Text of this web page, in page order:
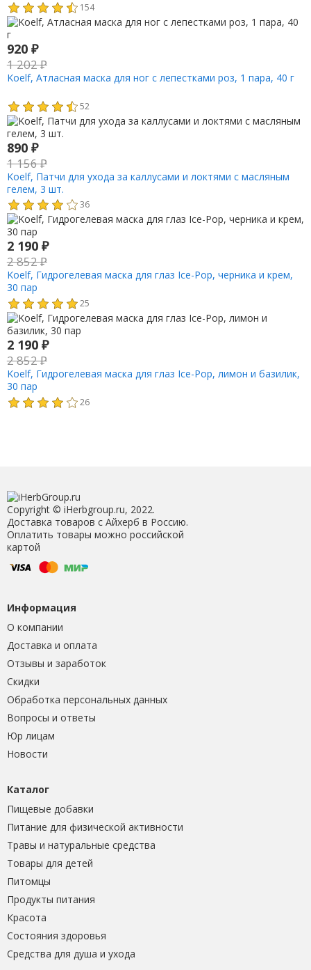
154
920 ₽
1 202₽
Koelf, Атласная маска для ног с лепестками роз, 1 пара, 40 г
52
890 ₽
1 156₽
Koelf, Патчи для ухода за каллусами и локтями с масляным
гелем, 3 шт.
36
2 190 ₽
2 852₽
Koelf, Гидрогелевая маска для глаз Ice-Pop, черника и крем,
30 пар
25
2 190 ₽
2 852₽
Koelf, Гидрогелевая маска для глаз Ice-Pop, лимон и базилик,
30 пар
26
Copyright © iHerbgroup.ru, 2022.
Доставка товаров с Айхерб в Россию.
Оплатить товары можно российской
картой
Информация
О компании
Доставка и оплата
Отзывы и заработок
Скидки
Обработка персональных данных
Вопросы и ответы
Юр лицам
Новости
Каталог
Пищевые добавки
Питание для физической активности
Травы и натуральные средства
Товары для детей
Питомцы
Продукты питания
Красота
Состояния здоровья
Средства для душа и ухода